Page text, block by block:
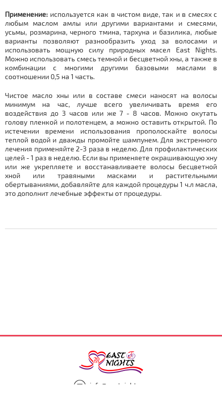
Применение: используется как в чистом виде, так и в смесях с
любым маслом амлы или другими вариантами и смесями,
усьмы, розмарина, черного тмина, тархуна и базилика, любые
варианты позволяют разнообразить уход за волосами и
использовать мощную силу природных масел East Nights.
Можно использовать смесь темной и бесцветной хны, а также в
комбинации с многими другими базовыми маслами в
соотношении 0,5 на 1 часть.
Чистое масло хны или в составе смеси наносят на волосы
минимум на час, лучше всего увеличивать время его
воздействия до 3 часов или же 7 - 8 часов. Можно окутать
голову пленкой и полотенцем, а можно оставить открытой. По
истечении времени использования прополоскайте волосы
теплой водой и дважды промойте шампунем. Для экстренного
лечения применяйте 2-3 раза в неделю. Для профилактических
целей - 1 раз в неделю. Если вы применяете окрашивающую хну
или же укрепляете и восстанавливаете волосы бесцветной
хной или травяными масками и растительными
обертываниями, добавляйте для каждой процедуры 1 ч.л масла,
это дополнит лечебные эффекты от процедуры.
info@eastnights.ru